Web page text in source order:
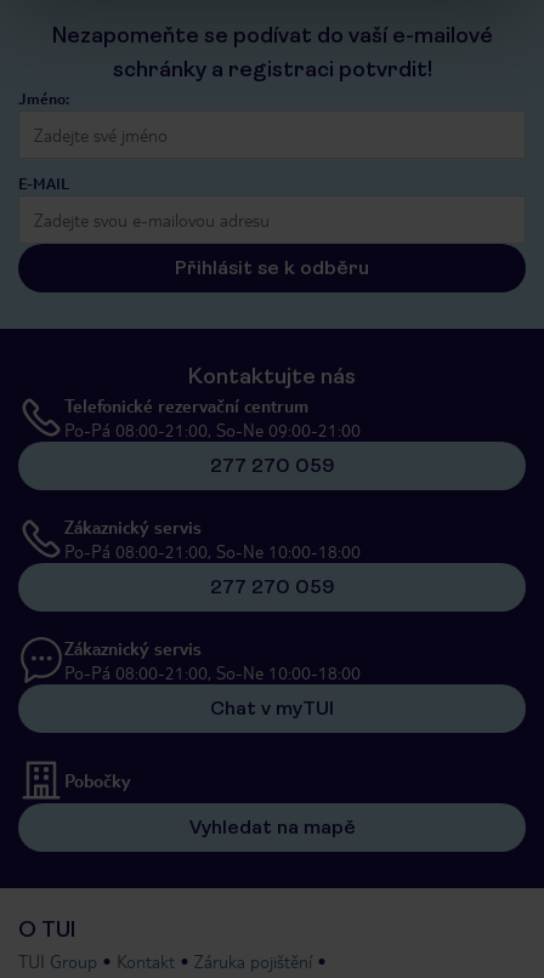
Nezapomeňte se podívat do vaší e-mailové
schránky a registraci potvrdit!
Jméno:
E-MAIL
Přihlásit se k odběru
Kontaktujte nás
Telefonické rezervační centrum
Po-Pá 08:00-21:00, So-Ne 09:00-21:00
277 270 059
Zákaznický servis
Po-Pá 08:00-21:00, So-Ne 10:00-18:00
277 270 059
Zákaznický servis
Po-Pá 08:00-21:00, So-Ne 10:00-18:00
Chat v myTUI
Pobočky
Vyhledat na mapě
O TUI
TUI Group Kontakt Záruka pojištění